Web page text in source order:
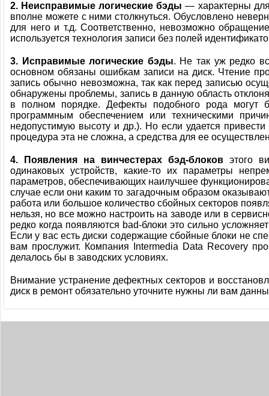
2. Неисправимые логические бэды — характерны для
вполне можете с ними столкнуться. Обусловлено
для него и т.д. Соответственно, невозможно
используется технология записи без полей
3. Исправимые логические бэды. Не так уж редко
основном обязаны ошибкам записи на диск. Чтение
запись обычно невозможна, так как перед записью
обнаружены проблемы, запись в данную область
в полном порядке. Дефекты подобного рода могут
программным обеспечением или техническими
недопустимую высоту и др.). Но если удается
процедура эта не сложна, а средства для ее
4. Появления на винчестерах бэд-блоковэтого
одинаковых устройств, какие-то их параметры
параметров, обеспечивающих наилучшее
случае если они каким то загадочным образом
работа или большое количество сбойных секторов
нельзя, но все можно настроить на заводе или в
редко когда появляются bad-блоки это сильно
Если у вас есть диски содержащие сбойные блоки не
вам прослужит. Компания Intermedia Data Recovery
делалось бы в заводских условиях.
Внимание устранение дефектных секторов и
диск в ремонт обязательно уточните нужны ли вам